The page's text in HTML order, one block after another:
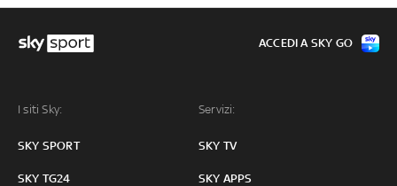
I siti Sky:
SKY SPORT
SKY TG24
Servizi:
SKY TV
SKY APPS
ACCEDI A SKY GO